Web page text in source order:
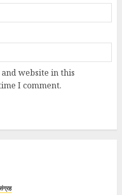
website in this
I comment.